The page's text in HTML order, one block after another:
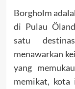
Borgholm
di Pulau
satu
menawarkan
yang
memikat, kota